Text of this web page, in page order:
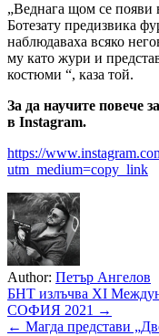
„Веднага щом се появи
Ботезату предизвика
наблюдаваха всяко
му като жури и
костюми “, каза той.
За да научите повече
в Instagram.
https://
utm_medium=copy_link
Author: Петър Ангелов
Навигация
БНТ излъчва XI
СОФИЯ 2021 →
← Магда представи